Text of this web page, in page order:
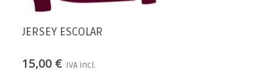
JERSEY ESCOLAR
15,00 € IVA incl.